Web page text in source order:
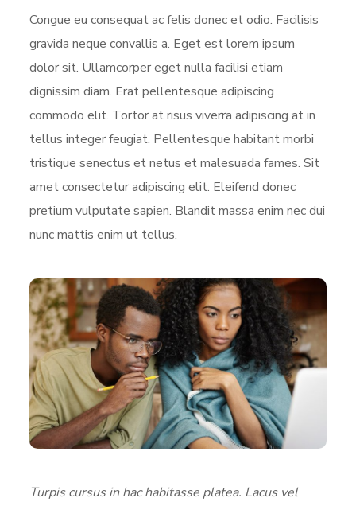
Congue eu consequat ac felis donec et odio. Facilisis
gravida neque convallis a. Eget est lorem ipsum
dolor sit. Ullamcorper eget nulla facilisi etiam
dignissim diam. Erat pellentesque adipiscing
commodo elit. Tortor at risus viverra adipiscing at in
tellus integer feugiat. Pellentesque habitant morbi
tristique senectus et netus et malesuada fames. Sit
amet consectetur adipiscing elit. Eleifend donec
pretium vulputate sapien. Blandit massa enim nec dui
nunc mattis enim ut tellus.
Turpis cursus in hac habitasse platea. Lacus vel